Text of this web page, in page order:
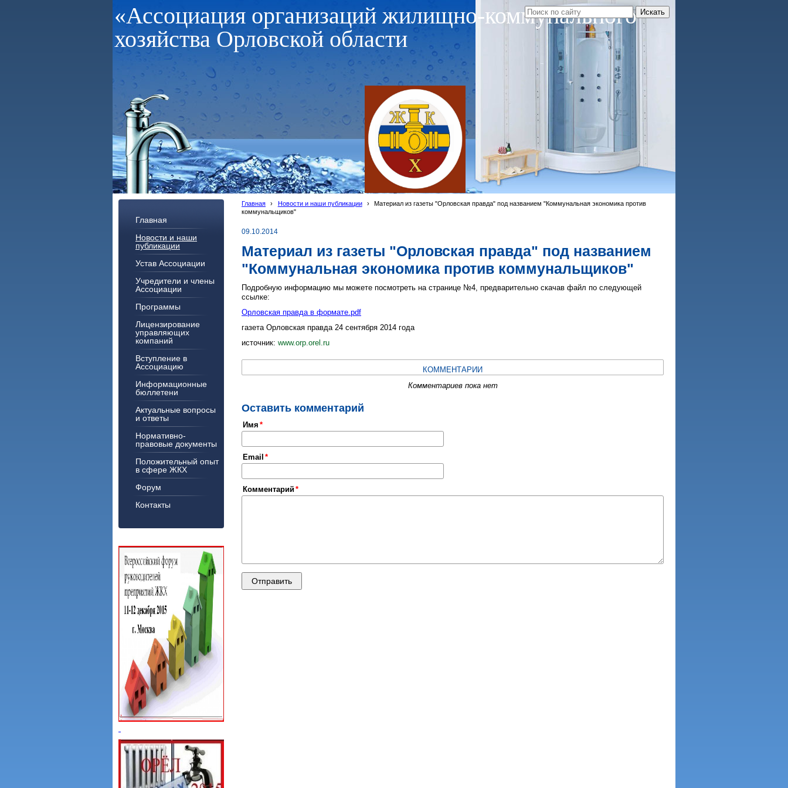
«Ассоциация организаций жилищно-коммунального
хозяйства Орловской области
Главная
Новости и наши
публикации
Устав Ассоциации
Учредители и члены
Ассоциации
Программы
Лицензирование
управляющих
компаний
Вступление в
Ассоциацию
Информационные
бюллетени
Актуальные вопросы
и ответы
Нормативно-
правовые документы
Положительный опыт
в сфере ЖКХ
Форум
Контакты
Главная › Новости и наши публикации ›
Материал из газеты "Орловская правда" под названием "Коммунальная экономика против
коммунальщиков"
09.10.2014
Материал из газеты "Орловская правда" под названием
"Коммунальная экономика против коммунальщиков"
Подробную информацию мы можете посмотреть на странице №4, предварительно скачав файл по следующей
ссылке:
Орловская правда в формате.pdf
газета Орловская правда 24 сентября 2014 года
источник: www.orp.orel.ru
КОММЕНТАРИИ
Комментариев пока нет
Оставить комментарий
Имя
Email
Комментарий